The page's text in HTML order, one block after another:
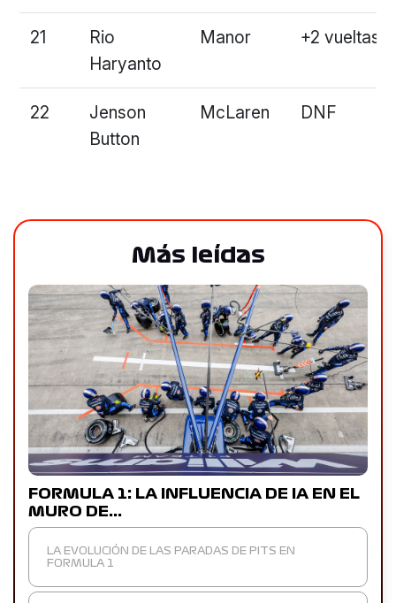
21
Rio
Haryanto
Manor +2 vueltas
22
Jenson
Button
McLaren DNF
Más leídas
FORMULA 1: LA INFLUENCIA DE IA EN EL
MURO DE…
LA EVOLUCIÓN DE LAS PARADAS DE PITS EN
FORMULA 1